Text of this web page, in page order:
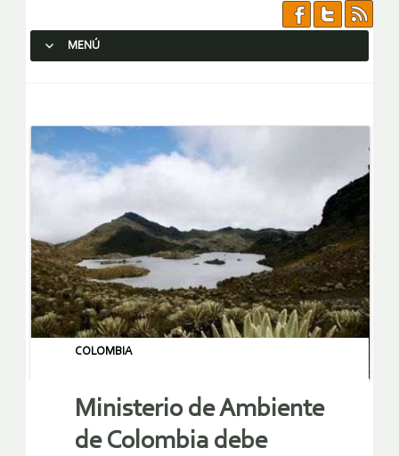
MENÚ
COLOMBIA
Ministerio de Ambiente
de Colombia debe